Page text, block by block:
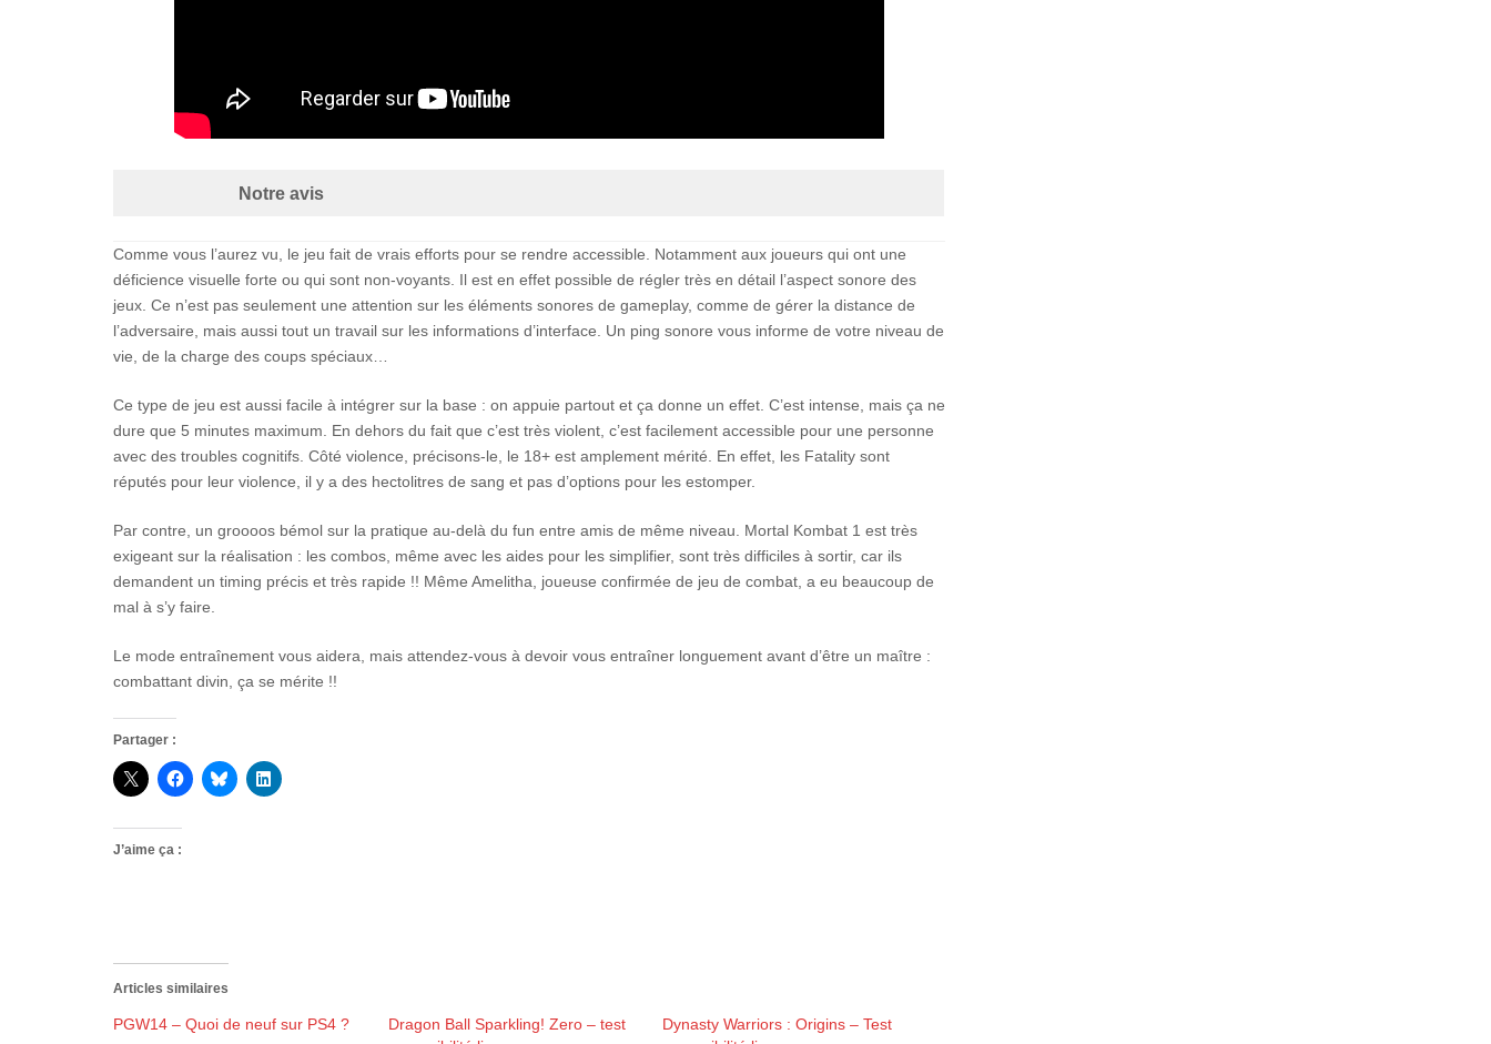
Notre avis
Comme vous l’aurez vu, le jeu fait de vrais efforts pour se rendre accessible. Notamment aux joueurs qui ont une
déficience visuelle forte ou qui sont non-voyants. Il est en effet possible de régler très en détail l’aspect sonore des
jeux. Ce n’est pas seulement une attention sur les éléments sonores de gameplay, comme de gérer la distance de
l’adversaire, mais aussi tout un travail sur les informations d’interface. Un ping sonore vous informe de votre niveau de
vie, de la charge des coups spéciaux…
Ce type de jeu est aussi facile à intégrer sur la base : on appuie partout et ça donne un effet. C’est intense, mais ça ne
dure que 5 minutes maximum. En dehors du fait que c’est très violent, c’est facilement accessible pour une personne
avec des troubles cognitifs. Côté violence, précisons-le, le 18+ est amplement mérité. En effet, les Fatality sont
réputés pour leur violence, il y a des hectolitres de sang et pas d’options pour les estomper.
Par contre, un groooos bémol sur la pratique au-delà du fun entre amis de même niveau. Mortal Kombat 1 est très
exigeant sur la réalisation : les combos, même avec les aides pour les simplifier, sont très difficiles à sortir, car ils
demandent un timing précis et très rapide !! Même Amelitha, joueuse confirmée de jeu de combat, a eu beaucoup de
mal à s’y faire.
Le mode entraînement vous aidera, mais attendez-vous à devoir vous entraîner longuement avant d’être un maître :
combattant divin, ça se mérite !!
Partager :
J’aime ça :
Articles similaires
PGW14 – Quoi de neuf sur PS4 ?
Dragon Ball Sparkling! Zero – test
Dynasty Warriors : Origins – Test